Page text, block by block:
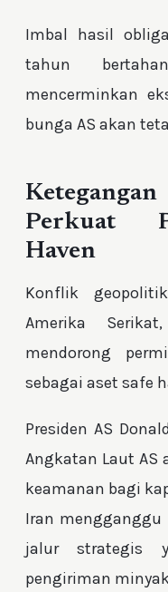
Imbal hasil
tahun
mencerminkan
bunga AS akan
Perkuat
Haven
Konflik
Amerika
mendorong
sebagai aset safe
Presiden AS
Angkatan Laut AS
keamanan bagi
Iran
jalur strategis
pengiriman